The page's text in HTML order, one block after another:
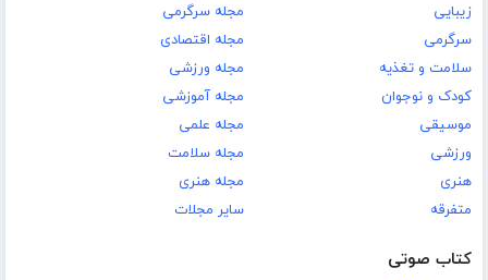
زیبایی
سرگرمی
سلامت و تغذیه
کودک و نوجوان
موسیقی
ورزشی
هنری
متفرقه
مجله سرگرمی
مجله اقتصادی
مجله ورزشی
مجله آموزشی
مجله علمی
مجله سلامت
مجله هنری
سایر مجلات
کتاب صوتی